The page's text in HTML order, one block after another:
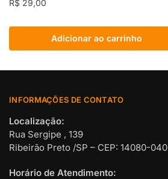
R$ 29,00
Adicionar ao carrinho
INFORMAÇÕES DE CONTATO
Localização:
Rua Sergipe , 139
Ribeirão Preto /SP – CEP: 14080-040
Horário de Atendimento: